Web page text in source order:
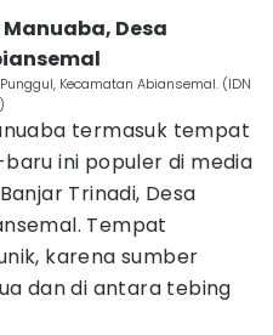
Desa
Kecamatan Abiansemal. (IDN
termasuk tempat
ini populer di media
Trinadi, Desa
Tempat
karena sumber
dan di antara tebing